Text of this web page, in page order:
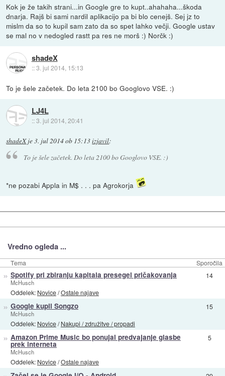
Kok je že takih strani...in Google gre to kupt..ahahaha...škoda
dnarja. Rajš bi sami nardil aplikacijo pa bi blo cenejš. Sej jz to
mislm da so to kupil sam zato da so spet lahko večji. Google ustav
se mal no v nedogled rastt pa res ne morš :) Norčk :)
shadeX
::3. jul 2014, 15:13
To je šele začetek. Do leta 2100 bo Googlovo VSE. :)
LJ4L
::3. jul 2014, 20:41
shadeXje3. jul 2014 ob 15:13izjavil:
To je šele začetek. Do leta 2100 bo Googlovo VSE. :)
*ne pozabi Appla in M$ . . . pa Agrokorja
Vredno ogleda ...
Tema Sporočila
» Spotify pri zbiranju kapitala presegel pričakovanja
McHusch
Oddelek: Novice/Ostale najave
14
» Google kupil Songzo
McHusch
Oddelek: Novice/Nakupi / združitve / propadi
15
» Amazon Prime Music bo ponujal predvajanje glasbe
prek interneta
McHusch
Oddelek: Novice/Ostale najave
5